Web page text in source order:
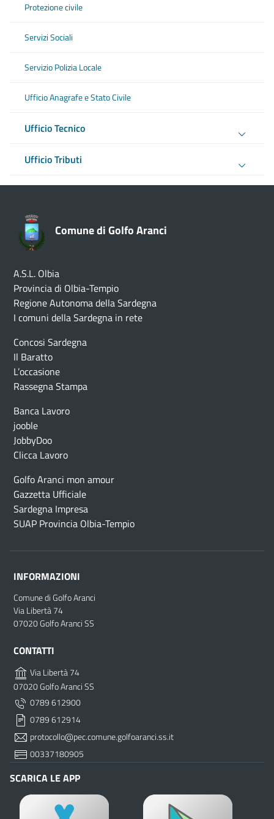
Protezione civile
Servizi Sociali
Servizio Polizia Locale
Ufficio Anagrafe e Stato Civile
Ufficio Tecnico
Ufficio Tributi
Comune di Golfo Aranci
A.S.L. Olbia
Provincia di Olbia-Tempio
Regione Autonoma della Sardegna
I comuni della Sardegna in rete
Concosi Sardegna
Il Baratto
L’occasione
Rassegna Stampa
Banca Lavoro
jooble
JobbyDoo
Clicca Lavoro
Golfo Aranci mon amour
Gazzetta Ufficiale
Sardegna Impresa
SUAP Provincia Olbia-Tempio
INFORMAZIONI
Comune di Golfo Aranci
Via Libertà 74
07020 Golfo Aranci SS
CONTATTI
Via Libertà 74
07020 Golfo Aranci SS
0789 612900
0789 612914
protocollo@pec.comune.golfoaranci.ss.it
00337180905
SCARICA LE APP